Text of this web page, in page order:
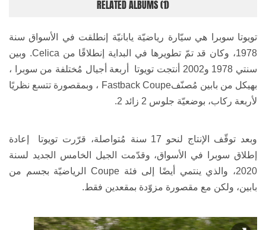
RELATED ALBUMS (1)
تويوتا سوبرا
هي سيّارة رياضيّة يابانيّة إنطلقت في الأسواق سنة
1978، وكان قد تمّ تطويرها في البداية إنطلاقًا من
Celica. وبين
سنتي 1978 و2002 أنتجت تويوتا أربعة أجيال مُختلفة من سوبرا
،
بهيكل من بابين مُصنّفFastback Coupe ، وبمقصورة تتسع نظريًا
لأربعة ركاب، بوضعيّة جلوس 2 زائد 2.
وبعد توقّف الإنتاج لنحو 17 سنة مُتواصلة، قرّرت
تويوتا إعادة
إطلاق سوبرا في الأسواق، وقدّمت الجيل الخامس الجديد لسنة
2020، والذي ينتمي أيضًا إلى فئة
Coupe الرياضيّة بجسم من
بابين، ولكن مع مقصورة مزوّدة بمقعدين فقط.